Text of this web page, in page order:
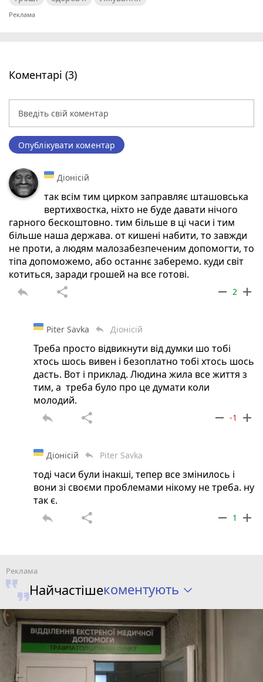
Коментарі (3)
Опублікувати коментар
Діонісій
так всім тим цирком заправляє шташовська
вертихвостка, ніхто не буде давати нічого
гарного бескоштовно. тим більше в ці часи і тим
більше наша держава. от кишені набити, то завжди
не проти, а людям малозабезпеченим допомогти, то
тіпа допоможемо, або останнє заберемо. куди світ
котиться, заради грошей на все готові.
reply share remove 2 add
Piter Savka reply Діонісій
Треба просто відвикнути від думки шо тобі
хтось шось вивен і безоплатно тобі хтось шось
дасть. Вот і приклад. Людина жила все життя з
тим, а треба було про це думати коли
молодий.
reply share remove -1 add
Діонісій reply Piter Savka
тоді часи були інакші, тепер все змінилось і
вони зі своєми проблемами нікому не треба. ну
так є.
reply share remove 1 add
Найчастішекоментують